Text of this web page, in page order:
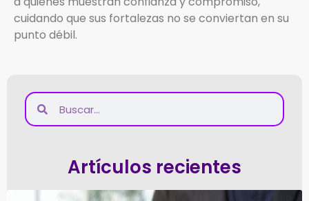
cuidando que sus fortalezas no se conviertan en su
punto débil.
Artículos recientes